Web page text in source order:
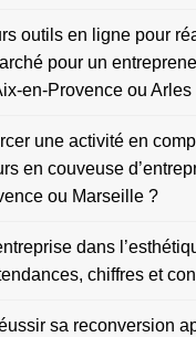
outils en ligne pour
pour un
en-Provence ou Arles
une activité en
en couveuse
ou Marseille ?
dans
chiffres et
sa reconversion